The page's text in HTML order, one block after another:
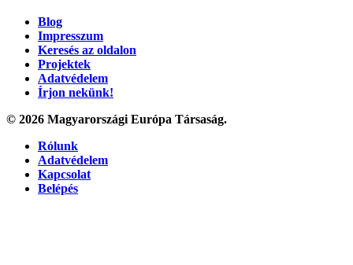
Blog
Impresszum
Keresés az oldalon
Projektek
Adatvédelem
Írjon nekünk!
© 2026 Magyarországi Európa Társaság.
Rólunk
Adatvédelem
Kapcsolat
Belépés